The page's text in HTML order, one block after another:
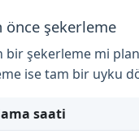
önce şekerleme
bir şekerleme mi
ise tam bir uyku
saati